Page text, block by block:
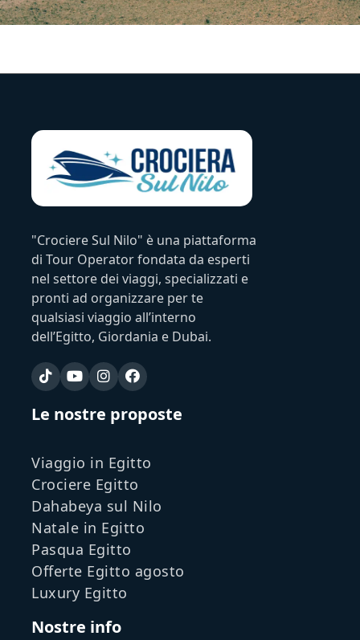
"Crociere Sul Nilo" è una piattaforma
di Tour Operator fondata da esperti
nel settore dei viaggi, specializzati e
pronti ad organizzare per te
qualsiasi viaggio all’interno
dell’Egitto, Giordania e Dubai.
Le nostre proposte
Viaggio in Egitto
Crociere Egitto
Dahabeya sul Nilo
Natale in Egitto
Pasqua Egitto
Offerte Egitto agosto
Luxury Egitto
Nostre info